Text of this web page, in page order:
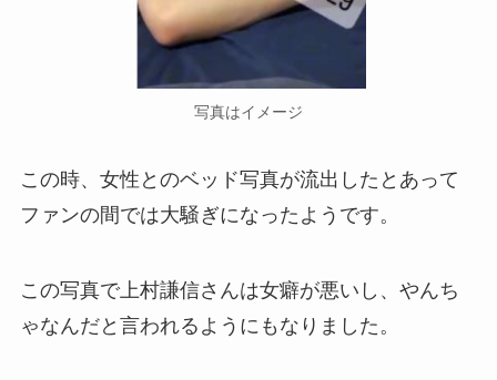
写真はイメージ
この時、女性とのベッド写真が流出したとあって
ファンの間では大騒ぎになったようです。
この写真で上村謙信さんは女癖が悪いし、やんち
ゃなんだと言われるようにもなりました。